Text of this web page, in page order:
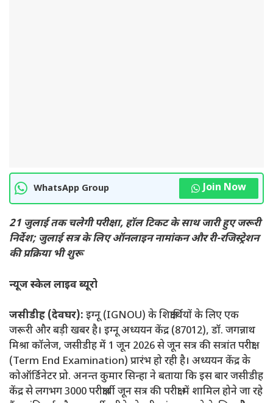
WhatsApp Group Join Now
21 जुलाई तक चलेगी परीक्षा, हॉल टिकट के साथ जारी हुए जरूरी
निर्देश; जुलाई सत्र के लिए ऑनलाइन नामांकन और री-रजिस्ट्रेशन
की प्रक्रिया भी शुरू
न्यूज स्केल लाइव ब्यूरो
जसीडीह (देवघर): इग्नू (IGNOU) के शिक्षार्थियों के लिए एक
जरूरी और बड़ी खबर है। इग्नू अध्ययन केंद्र (87012), डॉ. जगन्नाथ
मिश्रा कॉलेज, जसीडीह में 1 जून 2026 से जून सत्र की सत्रांत परीक्षा
(Term End Examination) प्रारंभ हो रही है। अध्ययन केंद्र के
कोऑर्डिनेटर प्रो. अनन्त कुमार सिन्हा ने बताया कि इस बार जसीडीह
केंद्र से लगभग 3000 परीक्षार्थी जून सत्र की परीक्षा में शामिल होने जा रहे